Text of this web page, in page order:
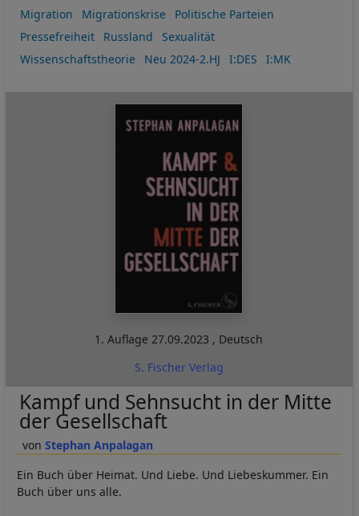
Migration
Migrationskrise
Politische Parteien
Pressefreiheit
Russland
Sexualität
Wissenschaftstheorie
Neu 2024-2.HJ I:DES I:MK
1. Auflage27.09.2023 , Deutsch
S. Fischer Verlag
Stephan Anpalagan
Kampf und Sehnsucht in der Mitte
der Gesellschaft
Ein Buch über Heimat. Und Liebe. Und Liebeskummer. Ein
Buch über uns alle.